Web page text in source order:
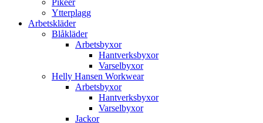
Pikéer
Ytterplagg
Arbetskläder
Blåkläder
Arbetsbyxor
Hantverksbyxor
Varselbyxor
Helly Hansen Workwear
Arbetsbyxor
Hantverksbyxor
Varselbyxor
Jackor